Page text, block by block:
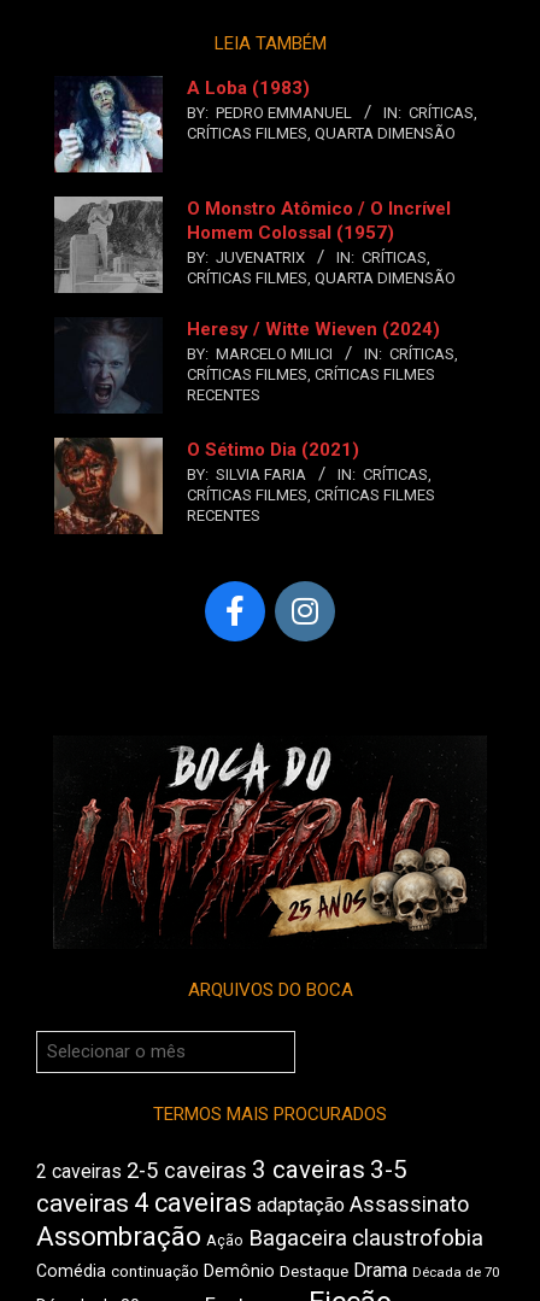
LEIA TAMBÉM
A Loba (1983)
BY: PEDRO EMMANUEL IN: CRÍTICAS,
CRÍTICAS FILMES, QUARTA DIMENSÃO
O Monstro Atômico / O Incrível
Homem Colossal (1957)
BY: JUVENATRIX IN: CRÍTICAS,
CRÍTICAS FILMES, QUARTA DIMENSÃO
Heresy / Witte Wieven (2024)
BY: MARCELO MILICI IN: CRÍTICAS,
CRÍTICAS FILMES, CRÍTICAS FILMES
RECENTES
O Sétimo Dia (2021)
BY: SILVIA FARIA IN: CRÍTICAS,
CRÍTICAS FILMES, CRÍTICAS FILMES
RECENTES
ARQUIVOS DO BOCA
Arquivos
do
TERMOS MAIS PROCURADOS
2 caveiras 2-5 caveiras 3 caveiras 3-5
caveiras 4 caveiras adaptação Assassinato
Assombração Ação Bagaceira claustrofobia
Comédia continuação Demônio Destaque Drama Década de 70